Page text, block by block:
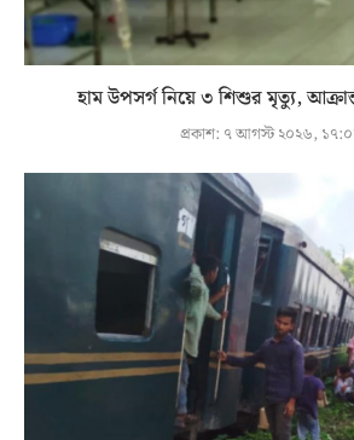
হাম উপসর্গ নিয়ে ৩ শিশুর মৃত্যু,
প্রকাশ: ৭ আগস্ট ২০২৬,